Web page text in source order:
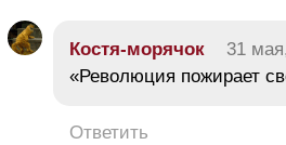
Костя-морячок 31
«Революция пожирает
Ответить